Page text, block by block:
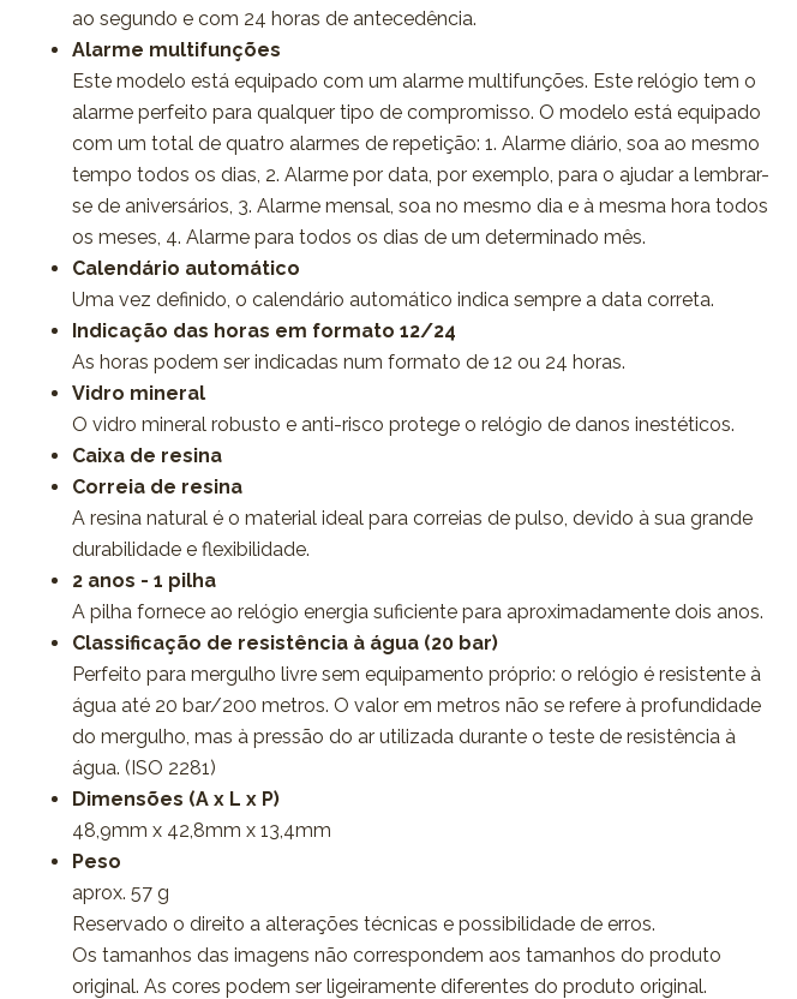
ao segundo e com 24 horas de antecedência.
Alarme multifunções
Este modelo está equipado com um alarme multifunções. Este relógio tem o
alarme perfeito para qualquer tipo de compromisso. O modelo está equipado
com um total de quatro alarmes de repetição: 1. Alarme diário, soa ao mesmo
tempo todos os dias, 2. Alarme por data, por exemplo, para o ajudar a lembrar-
se de aniversários, 3. Alarme mensal, soa no mesmo dia e à mesma hora todos
os meses, 4. Alarme para todos os dias de um determinado mês.
Calendário automático
Uma vez definido, o calendário automático indica sempre a data correta.
Indicação das horas em formato 12/24
As horas podem ser indicadas num formato de 12 ou 24 horas.
Vidro mineral
O vidro mineral robusto e anti-risco protege o relógio de danos inestéticos.
Caixa de resina
Correia de resina
A resina natural é o material ideal para correias de pulso, devido à sua grande
durabilidade e flexibilidade.
2 anos - 1 pilha
A pilha fornece ao relógio energia suficiente para aproximadamente dois anos.
Classificação de resistência à água (20 bar)
Perfeito para mergulho livre sem equipamento próprio: o relógio é resistente à
água até 20 bar/200 metros. O valor em metros não se refere à profundidade
do mergulho, mas à pressão do ar utilizada durante o teste de resistência à
água. (ISO 2281)
Dimensões (A x L x P)
48,9mm x 42,8mm x 13,4mm
Peso
aprox. 57 g
Reservado o direito a alterações técnicas e possibilidade de erros.
Os tamanhos das imagens não correspondem aos tamanhos do produto
original. As cores podem ser ligeiramente diferentes do produto original.